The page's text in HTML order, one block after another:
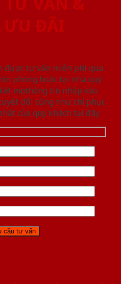
ƯU ĐÃI
được tư vấn miễn phí qua
phòng hoặc tại nhà quý
mọi thông tin nhập vào
đối cũng như chỉ phục
của quý khách tại đây.